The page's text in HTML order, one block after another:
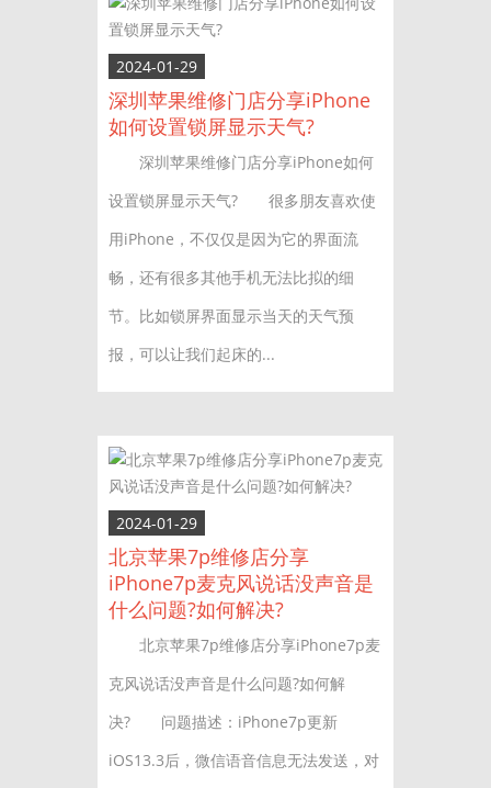
2024-01-29
深圳苹果维修门店分享iPhone
如何设置锁屏显示天气?
深圳苹果维修门店分享iPhone如何
设置锁屏显示天气? 很多朋友喜欢使
用iPhone，不仅仅是因为它的界面流
畅，还有很多其他手机无法比拟的细
节。比如锁屏界面显示当天的天气预
报，可以让我们起床的...
2024-01-29
北京苹果7p维修店分享
iPhone7p麦克风说话没声音是
什么问题?如何解决?
北京苹果7p维修店分享iPhone7p麦
克风说话没声音是什么问题?如何解
决? 问题描述：iPhone7p更新
iOS13.3后，微信语音信息无法发送，对